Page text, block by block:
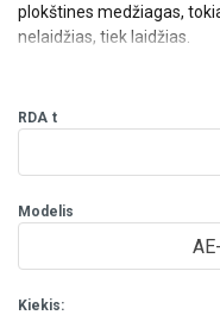
plokštines medžiagas,
nelaidžias, tiek laidžias.
RDA t
Modelis
Kiekis: